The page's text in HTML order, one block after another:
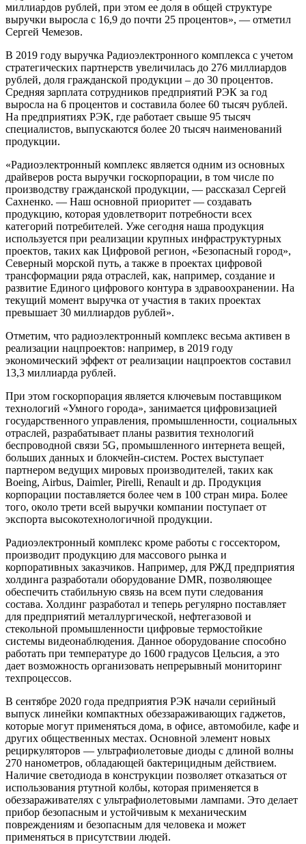
миллиардов рублей, при этом ее доля в общей структуре
выручки выросла с 16,9 до почти 25 процентов», — отметил
Сергей Чемезов.
В 2019 году выручка Радиоэлектронного комплекса с учетом
стратегических партнерств увеличилась до 276 миллиардов
рублей, доля гражданской продукции – до 30 процентов.
Средняя зарплата сотрудников предприятий РЭК за год
выросла на 6 процентов и составила более 60 тысяч рублей.
На предприятиях РЭК, где работает свыше 95 тысяч
специалистов, выпускаются более 20 тысяч наименований
продукции.
«Радиоэлектронный комплекс является одним из основных
драйверов роста выручки госкорпорации, в том числе по
производству гражданской продукции, — рассказал Сергей
Сахненко. — Наш основной приоритет — создавать
продукцию, которая удовлетворит потребности всех
категорий потребителей. Уже сегодня наша продукция
используется при реализации крупных инфраструктурных
проектов, таких как Цифровой регион, «Безопасный город»,
Северный морской путь, а также в проектах цифровой
трансформации ряда отраслей, как, например, создание и
развитие Единого цифрового контура в здравоохранении. На
текущий момент выручка от участия в таких проектах
превышает 30 миллиардов рублей».
Отметим, что радиоэлектронный комплекс весьма активен в
реализации нацпроектов: например, в 2019 году
экономический эффект от реализации нацпроектов составил
13,3 миллиарда рублей.
При этом госкорпорация является ключевым поставщиком
технологий «Умного города», занимается цифровизацией
государственного управления, промышленности, социальных
отраслей, разрабатывает планы развития технологий
беспроводной связи 5G, промышленного интернета вещей,
больших данных и блокчейн-систем. Ростех выступает
партнером ведущих мировых производителей, таких как
Boeing, Airbus, Daimler, Pirelli, Renault и др. Продукция
корпорации поставляется более чем в 100 стран мира. Более
того, около трети всей выручки компании поступает от
экспорта высокотехнологичной продукции.
Радиоэлектронный комплекс кроме работы с госсектором,
производит продукцию для массового рынка и
корпоративных заказчиков. Например, для РЖД предприятия
холдинга разработали оборудование DMR, позволяющее
обеспечить стабильную связь на всем пути следования
состава. Холдинг разработал и теперь регулярно поставляет
для предприятий металлургической, нефтегазовой и
стекольной промышленности цифровые термостойкие
системы видеонаблюдения. Данное оборудование способно
работать при температуре до 1600 градусов Цельсия, а это
дает возможность организовать непрерывный мониторинг
техпроцессов.
В сентябре 2020 года предприятия РЭК начали серийный
выпуск линейки компактных обеззараживающих гаджетов,
которые могут применяться дома, в офисе, автомобиле, кафе и
других общественных местах. Основной элемент новых
рециркуляторов — ультрафиолетовые диоды с длиной волны
270 нанометров, обладающей бактерицидным действием.
Наличие светодиода в конструкции позволяет отказаться от
использования ртутной колбы, которая применяется в
обеззараживателях с ультрафиолетовыми лампами. Это делает
прибор безопасным и устойчивым к механическим
повреждениям и безопасным для человека и может
применяться в присутствии людей.